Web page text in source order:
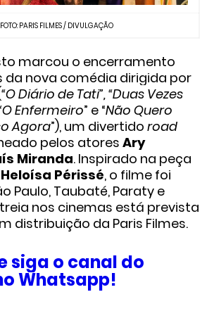
FOTO: PARIS FILMES / DIVULGAÇÃO
marcou o encerramento
da nova comédia dirigida por
“O Diário de Tati”, “Duas Vezes
Enfermeiro” e “Não Quero
Agora”), um divertido road
pelos atores Ary
Miranda. Inspirado na peça
Heloísa Périssé, o filme foi
Paulo, Taubaté, Paraty e
nos cinemas está prevista
distribuição da Paris Filmes.
siga o canal do
Whatsapp!